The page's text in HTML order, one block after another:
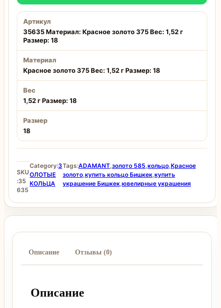
Артикул
35635 Материал: Красное золото 375 Вес: 1,52 г
Размер: 18
Материал
Красное золото 375 Вес: 1,52 г Размер: 18
Вес
1,52 г Размер: 18
Размер
18
SKU
:35
635
Category:З
ОЛОТЫЕ
КОЛЬЦА
Tags:ADAMANT,золото 585,кольцо,Красное
золото,купить кольцо Бишкек,купить
украшение Бишкек,ювелирные украшения
Описание Отзывы (0)
Описание